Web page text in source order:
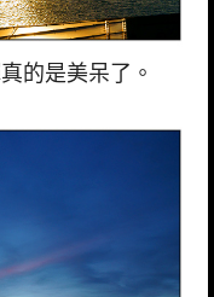
的是美呆了。